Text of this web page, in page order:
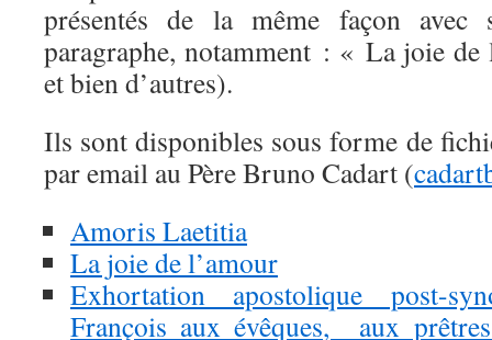
présentés de la même façon avec
paragraphe, notamment : « La joie de
et bien d’autres).
Ils sont disponibles sous forme de
par email au Père Bruno Cadart (
Amoris Laetitia
La joie de l’amour
Exhortation apostolique post-
François aux évêques, aux